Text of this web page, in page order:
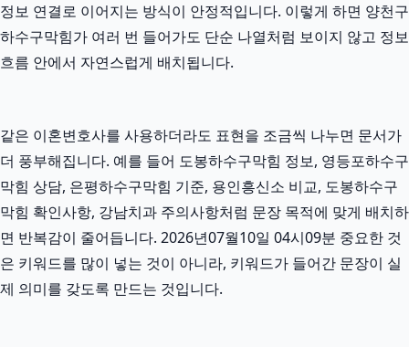
정보 연결로 이어지는 방식이 안정적입니다. 이렇게 하면 양천구
하수구막힘가 여러 번 들어가도 단순 나열처럼 보이지 않고 정보
흐름 안에서 자연스럽게 배치됩니다.
같은 이혼변호사를 사용하더라도 표현을 조금씩 나누면 문서가
더 풍부해집니다. 예를 들어 도봉하수구막힘 정보, 영등포하수구
막힘 상담, 은평하수구막힘 기준, 용인흥신소 비교, 도봉하수구
막힘 확인사항, 강남치과 주의사항처럼 문장 목적에 맞게 배치하
면 반복감이 줄어듭니다. 2026년07월10일 04시09분 중요한 것
은 키워드를 많이 넣는 것이 아니라, 키워드가 들어간 문장이 실
제 의미를 갖도록 만드는 것입니다.